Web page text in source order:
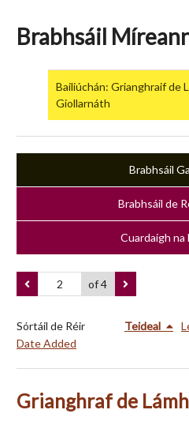
Brabhsáil
Bailiúchán: Grianghraif de
Giollarnáth
Brabhsáil
Brabhsáil de
Cuardaigh na
of 4
Sórtáil de Réir Teideal
Date Added
Grianghraf de